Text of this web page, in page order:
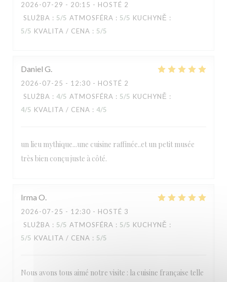
2026-07-29 - 20:15 - HOSTÉ 2
SLUŽBA : 5/5 ATMOSFÉRA : 5/5 KUCHYNĚ :
5/5 KVALITA / CENA : 5/5
Daniel G
2026-07-25 - 12:30 - HOSTÉ 2
SLUŽBA : 4/5 ATMOSFÉRA : 5/5 KUCHYNĚ :
4/5 KVALITA / CENA : 4/5
un lieu mythique...une cuisine raffinée..et un petit musée
très bien conçu juste à côté.
Irma O
2026-07-25 - 12:30 - HOSTÉ 3
SLUŽBA : 5/5 ATMOSFÉRA : 5/5 KUCHYNĚ :
5/5 KVALITA / CENA : 5/5
Nous avons tous aimé notre visite : la cuisine française telle